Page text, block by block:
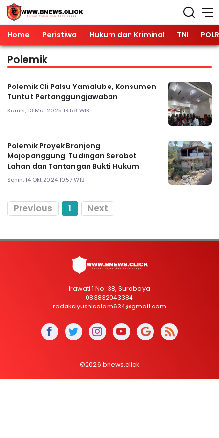
Home Peristiwa Hukum dan Kriminal TNI
Polemik
Polemik Oli Palsu Yamalube, Konsumen
Tuntut Pertanggungjawaban
Kamis, 13 Mar 2025 19:58 WIB
Polemik Proyek Bronjong
Mojopanggung: Tudingan Serobot
Lahan dan Tantangan Bukti Hukum
Senin, 14 Okt 2024 10:57 WIB
Previous 1 Next
Irawati 1 No: 38, Surabaya
083832043384
redaksiyusnisalam634@gmail.com
©2026 bnews.click